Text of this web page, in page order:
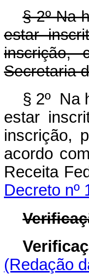
§ 2º Na
estar
inscrição,
Secretaria
§ 2º Na
estar
inscrição,
acordo
Receita
Decreto nº
(Redação